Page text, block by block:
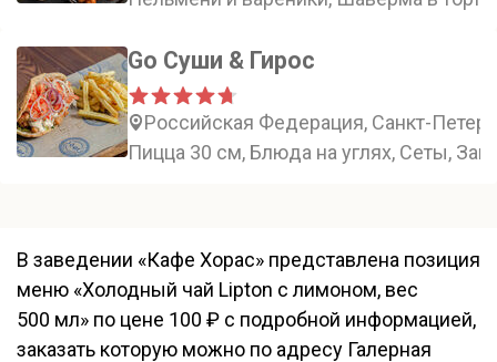
Go Суши & Гирос
Российская Федерация, Санкт-
Пицца 30 см, Блюда на углях, Сеты,
В заведении «Кафе Хорас» представлена позиция
меню «Холодный чай Lipton с лимоном, вес
500 мл» по цене 100 ₽ с подробной информацией,
заказать которую можно по адресу Галерная